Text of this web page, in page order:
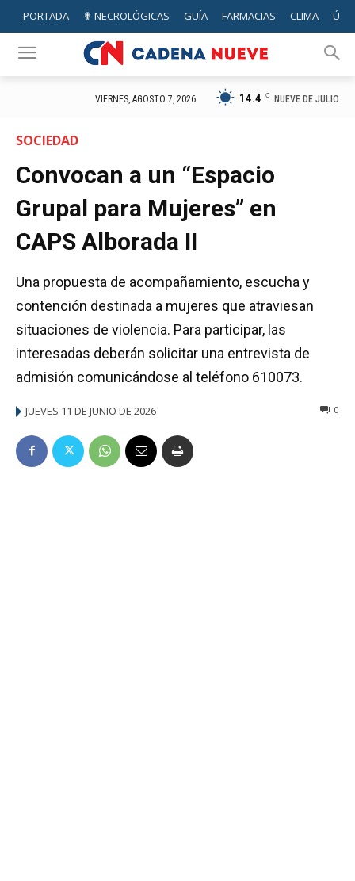
PORTADA ✟ NECROLÓGICAS GUÍA FARMACIAS CLIMA
VIERNES, AGOSTO 7, 2026 14.4 C NUEVE DE JULIO
SOCIEDAD
Convocan a un “Espacio
Grupal para Mujeres” en
CAPS Alborada II
Una propuesta de acompañamiento, escucha y
contención destinada a mujeres que atraviesan
situaciones de violencia. Para participar, las
interesadas deberán solicitar una entrevista de
admisión comunicándose al teléfono 610073.
JUEVES 11 DE JUNIO DE 2026 0